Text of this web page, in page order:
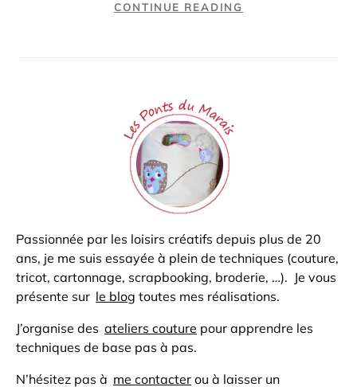
CONTINUE READING
Passionnée par les loisirs créatifs depuis plus de 20
ans, je me suis essayée à plein de techniques (couture,
tricot, cartonnage, scrapbooking, broderie, …). Je vous
présente sur le blog toutes mes réalisations.
J’organise des ateliers couture pour apprendre les
techniques de base pas à pas.
N’hésitez pas à me contacter ou à laisser un